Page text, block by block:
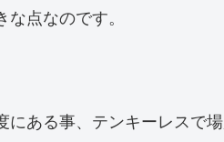
点なのです。
ある事、テンキーレスで